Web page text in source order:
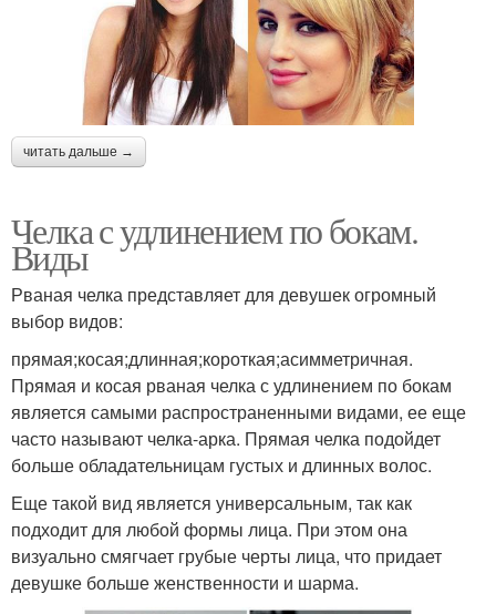
читать дальше →
Челка с удлинением по бокам.
Виды
Рваная челка представляет для девушек огромный
выбор видов:
прямая;косая;длинная;короткая;асимметричная.
Прямая и косая рваная челка с удлинением по бокам
является самыми распространенными видами, ее еще
часто называют челка-арка. Прямая челка подойдет
больше обладательницам густых и длинных волос.
Еще такой вид является универсальным, так как
подходит для любой формы лица. При этом она
визуально смягчает грубые черты лица, что придает
девушке больше женственности и шарма.